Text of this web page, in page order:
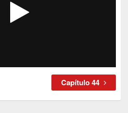
Capítulo 44